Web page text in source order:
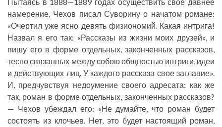
намерение, Чехов писал Суворину о начатом романе:
«Очертил уже ясно девять физиономий. Какая интрига!
Назвал я его так: «Рассказы из жизни моих друзей», и
пишу его в форме отдельных, законченных рассказов,
тесно связанных между собою общностью интриги, идеи
и действующих лиц. У каждого рассказа свое заглавие».
И, предчувствуя недоумение своего адресата: как же
так, роман в форме отдельных, законченных рассказов?
— Чехов убеждал его: «Не думайте, что роман будет
состоять из клочьев. Нет, это будет настоящий роман,